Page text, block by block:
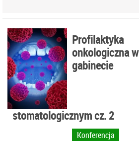
Profilaktyka
onkologiczna w
gabinecie
stomatologicznym cz. 2
Konferencja